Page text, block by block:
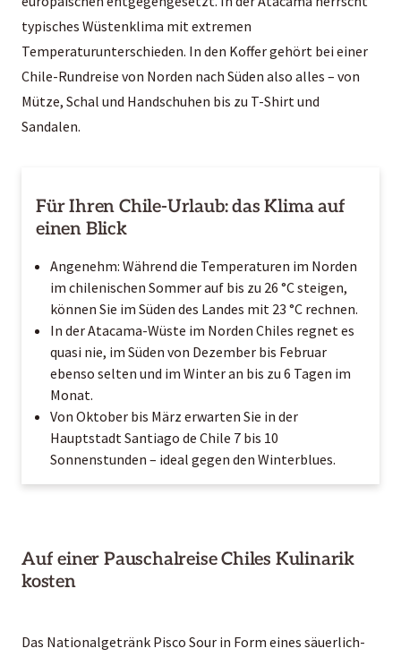
typisches Wüstenklima mit extremen
Temperaturunterschieden. In den Koffer gehört bei einer
Chile-Rundreise von Norden nach Süden also alles – von
Mütze, Schal und Handschuhen bis zu T-Shirt und
Sandalen.
Für Ihren Chile-Urlaub: das Klima auf
einen Blick
Angenehm: Während die Temperaturen im Norden
im chilenischen Sommer auf bis zu 26 °C steigen,
können Sie im Süden des Landes mit 23 °C rechnen.
In der Atacama-Wüste im Norden Chiles regnet es
quasi nie, im Süden von Dezember bis Februar
ebenso selten und im Winter an bis zu 6 Tagen im
Monat.
Von Oktober bis März erwarten Sie in der
Hauptstadt Santiago de Chile 7 bis 10
Sonnenstunden – ideal gegen den Winterblues.
Auf einer Pauschalreise Chiles Kulinarik
kosten
Das Nationalgetränk Pisco Sour in Form eines säuerlich-